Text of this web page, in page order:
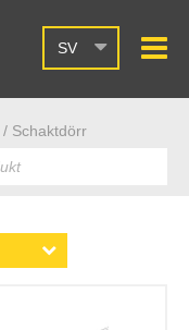
SV
/ Schaktdörr